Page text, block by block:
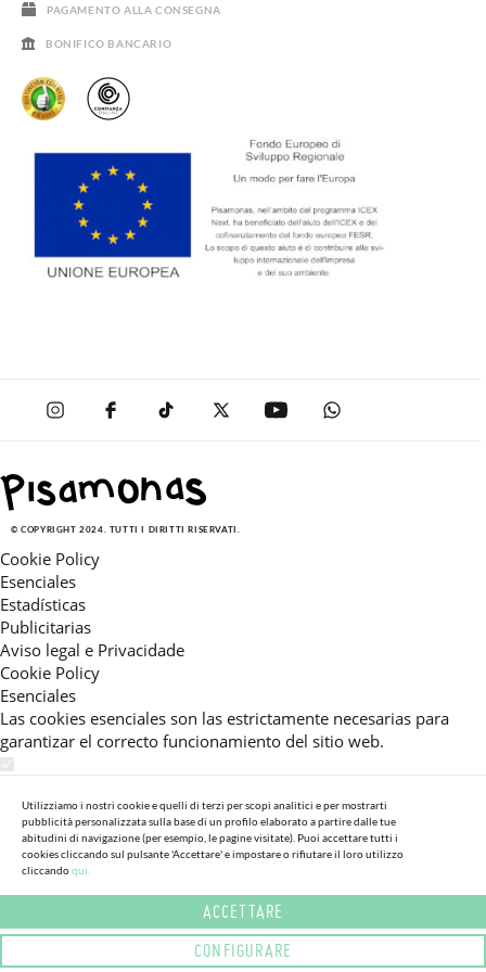
PAGAMENTO ALLA CONSEGNA
BONIFICO BANCARIO
© COPYRIGHT 2024. TUTTI I DIRITTI RISERVATI.
Cookie Policy
Esenciales
Estadísticas
Publicitarias
Aviso legal e Privacidade
Cookie Policy
Esenciales
Las cookies esenciales son las estrictamente necesarias para
garantizar el correcto funcionamiento del sitio web.
Estas cookies nos permiten ofrecerle una experiencia en el sitio
adaptada a su navegación (recomendaciones de producto
personalizadas, énfasis en categorías frecuentemente
consultadas, etc).Al activar esta cookie, nos ayuda a mejorar aún
más su experiencia.
Publicitarias
Estas cookies permiten a nuestros socios publicitarios enviarle
Utilizziamo i nostri cookie e quelli di terzi per scopi analitici e per mostrarti
pubblicità personalizzata sulla base di un profilo elaborato a partire dalle tue
abitudini di navigazione (per esempio, le pagine visitate). Puoi accettare tutti i
cookies cliccando sul pulsante 'Accettare' e impostare o rifiutare il loro utilizzo
cliccandoqui.
ACCETTARE
CONFIGURARE